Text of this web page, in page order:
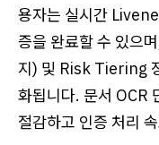
용자는 실시간
증을 완료할 수 있으
지) 및 Risk Tiering
화됩니다. 문서 OCR
절감하고 인증 처리